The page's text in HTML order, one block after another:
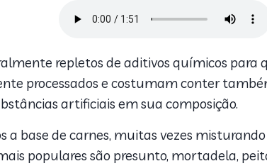
repletos de aditivos químicos para
processados e costumam conter
artificiais em sua composição.
a base de carnes, muitas vezes
populares são presunto, mortadela,